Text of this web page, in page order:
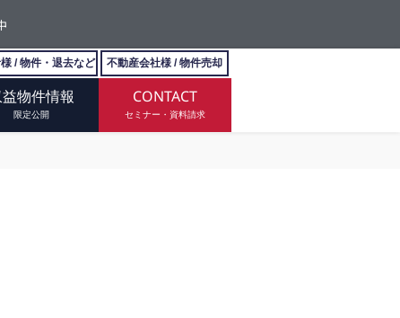
/ 物件・退去など 不動産会社様 / 物件売却
物件情報
限定公開
CONTACT
セミナー・資料請求